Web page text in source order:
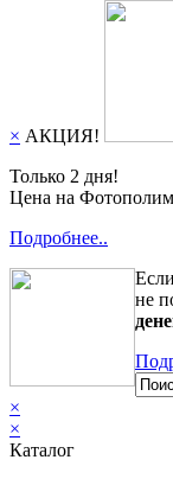
× АКЦИЯ!
Только 2 дня!
Цена на
Подробнее..
не
×
×
Каталог